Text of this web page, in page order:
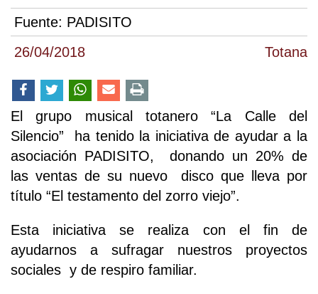
26/04/2018 Totana
Fuente: PADISITO
El grupo musical totanero “La Calle del
Silencio” ha tenido la iniciativa de ayudar a la
asociación PADISITO, donando un 20% de
las ventas de su nuevo disco que lleva por
título “El testamento del zorro viejo”.
Esta iniciativa se realiza con el fin de
ayudarnos a sufragar nuestros proyectos
sociales y de respiro familiar.